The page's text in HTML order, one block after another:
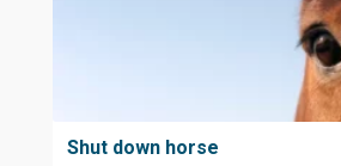
Shut down horse